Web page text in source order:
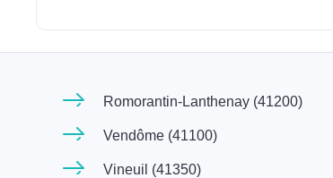
Romorantin-Lanthenay (41200)
Vendôme (41100)
Vineuil (41350)